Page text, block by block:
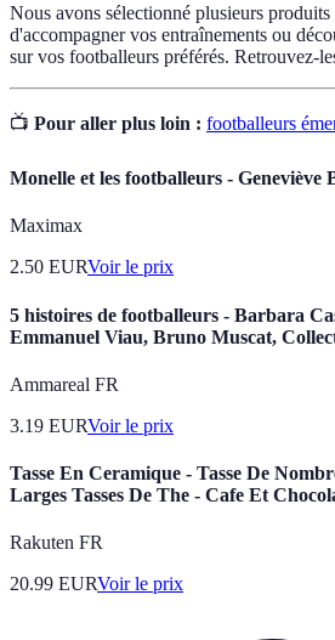
Nous avons sélectionné plusieurs
d'accompagner vos entraînements ou
sur vos footballeurs préférés. Retrouvez-
📺 Pour aller plus loin : footballeurs
Monelle et les footballeurs - Geneviève
Maximax
2.50 EURVoir le prix
5 histoires de footballeurs - Barbara
Emmanuel Viau, Bruno Muscat,
Ammareal FR
3.19 EURVoir le prix
Tasse En Ceramique - Tasse De
Larges Tasses De The - Cafe Et
Rakuten FR
20.99 EURVoir le prix